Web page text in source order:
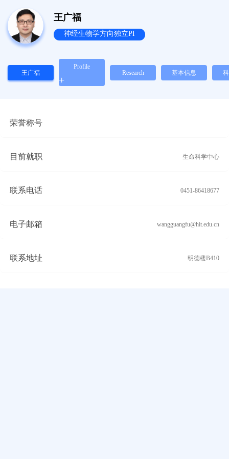
王广福
神经生物学方向独立PI
王广福
Profile
+
Research 基本信息
荣誉称号
目前就职 生命科学中心
联系电话 0451-86418677
电子邮箱 wangguangfu@hit.edu.cn
联系地址 明德楼B410